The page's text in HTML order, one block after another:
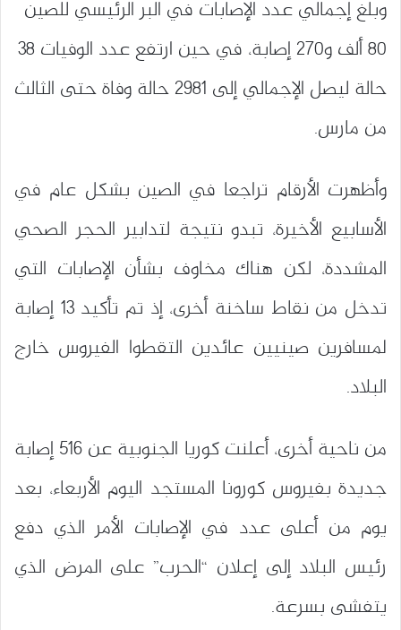
وبلغ إجمالي عدد الإصابات في البر الرئيسي للصين
80 ألف و270 إصابة، في حين ارتفع عدد الوفيات 38
حالة ليصل الإجمالي إلى 2981 حالة وفاة حتى الثالث
من مارس.
وأظهرت الأرقام تراجعا في الصين بشكل عام في
الأسابيع الأخيرة، تبدو نتيجة لتدابير الحجر الصحي
المشددة، لكن هناك مخاوف بشأن الإصابات التي
تدخل من نقاط ساخنة أخرى، إذ تم تأكيد 13 إصابة
لمسافرين صينيين عائدين التقطوا الفيروس خارج
البلاد.
من ناحية أخرى، أعلنت كوريا الجنوبية عن 516 إصابة
جديدة بفيروس كورونا المستجد اليوم الأربعاء، بعد
يوم من أعلى عدد في الإصابات الأمر الذي دفع
رئيس البلاد إلى إعلان “الحرب” على المرض الذي
يتفشى بسرعة.